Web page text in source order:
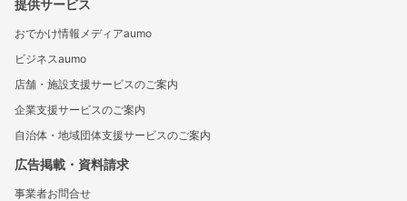
提供サービス
おでかけ情報メディアaumo
ビジネスaumo
店舗・施設支援サービスのご案内
企業支援サービスのご案内
自治体・地域団体支援サービスのご案内
広告掲載・資料請求
事業者お問合せ